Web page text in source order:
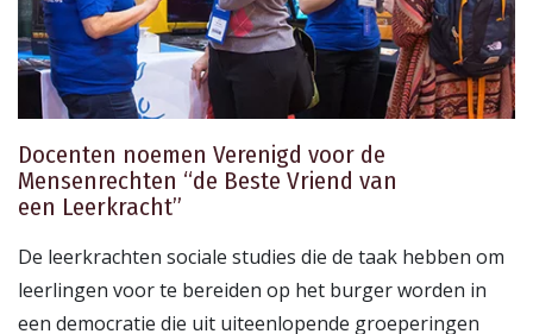
Docenten noemen Verenigd voor de
Mensenrechten “de Beste Vriend van
een Leerkracht”
De leerkrachten sociale studies die de taak hebben om
leerlingen voor te bereiden op het burger worden in
een democratie die uit uiteenlopende groeperingen